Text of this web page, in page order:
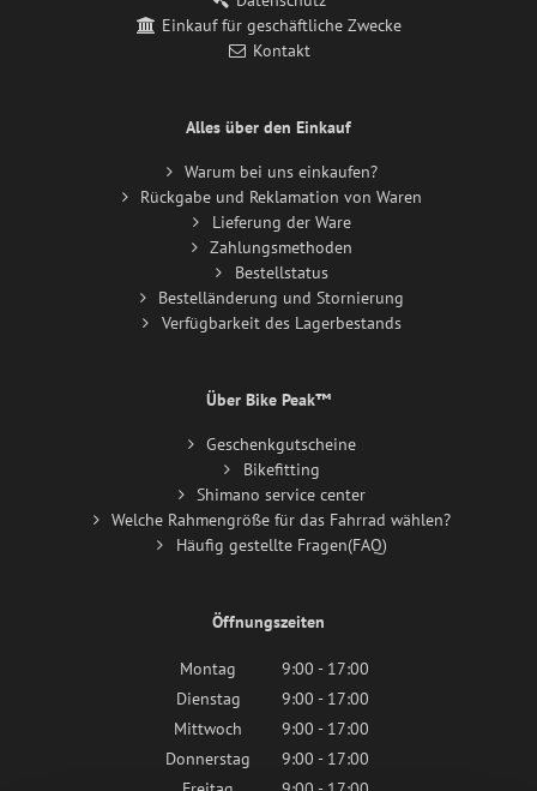
Einkauf für geschäftliche Zwecke
Kontakt
Alles über den Einkauf
Warum bei uns einkaufen?
Rückgabe und Reklamation von Waren
Lieferung der Ware
Zahlungsmethoden
Bestellstatus
Bestelländerung und Stornierung
Verfügbarkeit des Lagerbestands
Über Bike Peak™
Geschenkgutscheine
Bikefitting
Shimano service center
Welche Rahmengröße für das Fahrrad wählen?
Häufig gestellte Fragen(FAQ)
Öffnungszeiten
Montag
9:00 - 17:00
Dienstag
9:00 - 17:00
Mittwoch
9:00 - 17:00
Donnerstag
9:00 - 17:00